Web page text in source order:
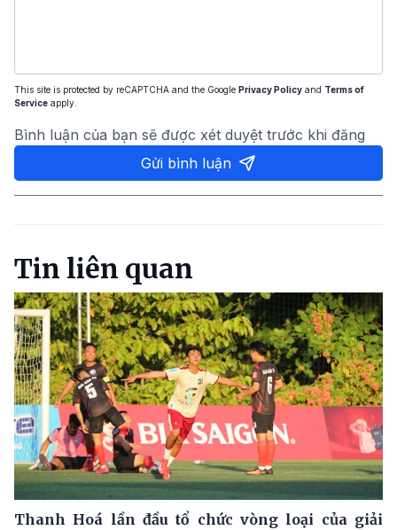
This site is protected by reCAPTCHA and the Google Privacy Policy and Terms of
Service apply.
Bình luận của bạn sẽ được xét duyệt trước khi đăng
Gửi bình luận
Tin liên quan
Thanh Hoá lần đầu tổ chức vòng loại của giải